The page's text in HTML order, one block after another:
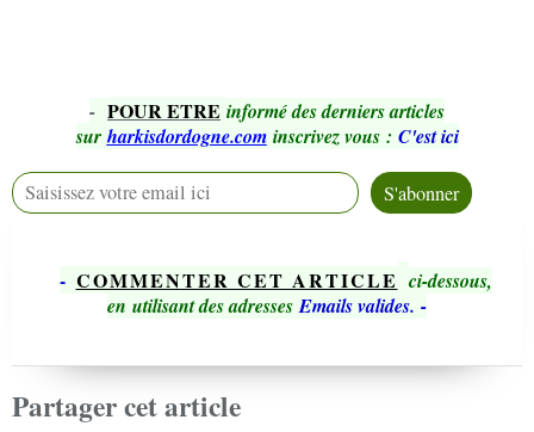
- POUR ETRE informé des derniers articles
sur harkisdordogne.com inscrivez vous : C'est ici
- COMMENTER CET ARTICLE ci-dessous,
en utilisant des adressesEmails valides. -
Partager cet article